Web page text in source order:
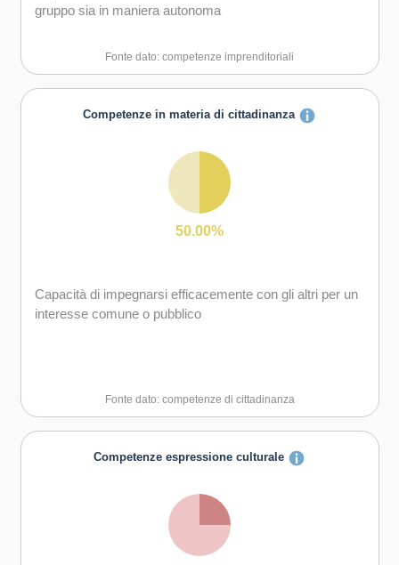
gruppo sia in maniera autonoma
Capacità di comunicare e negoziare efficacemente con
Capacità di gestire l'incertezza, l'ambiguità e il rischio
Fonte dato: competenze imprenditoriali
Competenze in materia di cittadinanza
50.00%
Capacità di impegnarsi efficacemente con gli altri per un
interesse comune o pubblico
Fonte dato: competenze di cittadinanza
Competenze espressione culturale